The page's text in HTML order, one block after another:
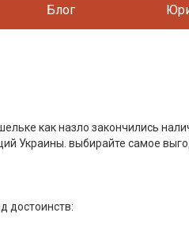
Блог
как назло закончились
Украины. выбирайте самое
достоинств: